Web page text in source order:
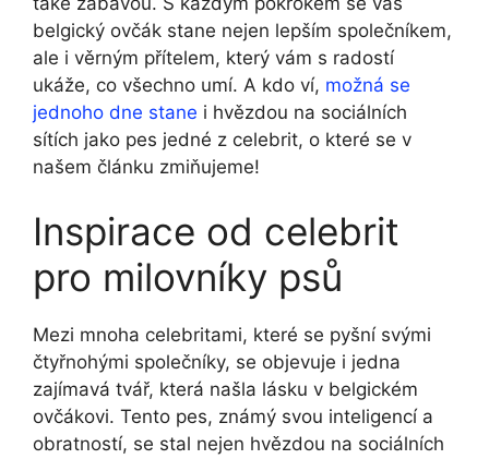
belgický ‍ovčák stane nejen lepším společníkem,
ale i věrným ⁢přítelem, který vám s radostí
ukáže, co všechno umí. A kdo⁤ ví, možná se
jednoho dne stane i hvězdou na sociálních
sítích jako pes jedné z⁢ celebrit, o které se v
našem článku ‍zmiňujeme!
Inspirace ‍od celebrit
pro milovníky psů
Mezi mnoha celebritami, ⁤které se pyšní svými
čtyřnohými společníky, se objevuje i jedna
zajímavá tvář, která našla lásku v belgickém
ovčákovi. ​Tento‍ pes, známý svou⁢ inteligencí ‌a
obratností, se stal nejen hvězdou na ⁣sociálních